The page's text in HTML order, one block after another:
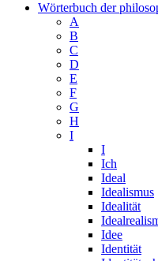
Wörterbuch der
A
B
C
D
E
F
G
H
I
I
Ich
Ideal
Idealismus
Idealität
Idee
Identität